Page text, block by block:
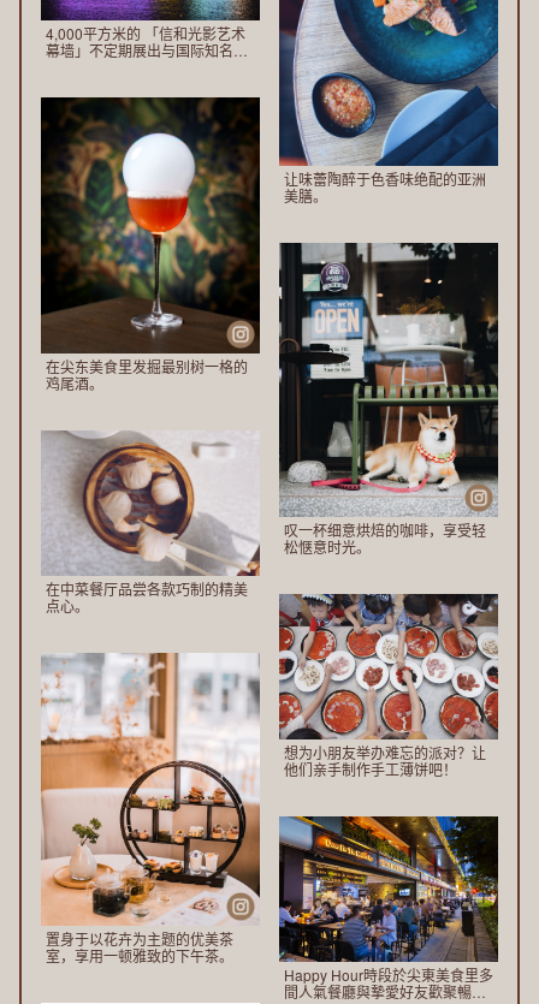
4,000平方米的 「信和光影艺术
幕墙」不定期展出与国际知名的
家展示才华和创意的平台。
让味蕾陶醉于色香味绝配的亚洲
美膳。
在尖东美食里发掘最别树一格的
鸡尾酒。
叹一杯细意烘焙的咖啡，享受轻
松惬意时光。
在中菜餐厅品尝各款巧制的精美
点心。
想为小朋友举办难忘的派对？让
他们亲手制作手工薄饼吧！
置身于以花卉为主题的优美茶
室，享用一顿雅致的下午茶。
Happy Hour時段於尖東美食里多
間人氣餐廳與摯愛好友歡聚暢